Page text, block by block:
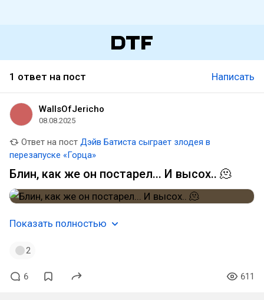
1 ответ на пост Написать
WallsOfJericho
08.08.2025
Ответ на пост Дэйв Батиста сыграет злодея в
перезапуске «Горца»
Блин, как же он постарел... И высох.. 🫠
Показать полностью
2
6 611